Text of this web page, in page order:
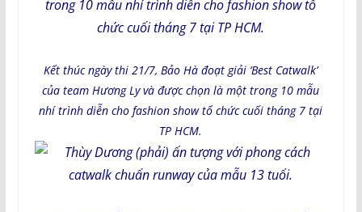
Kết thúc ngày thi 21/7, Bảo Hà đoạt giải ‘Best Catwalk’
của team Hương Ly và được chọn là một trong 10 mẫu
nhí trình diễn cho fashion show tổ chức cuối tháng 7 tại
TP HCM.